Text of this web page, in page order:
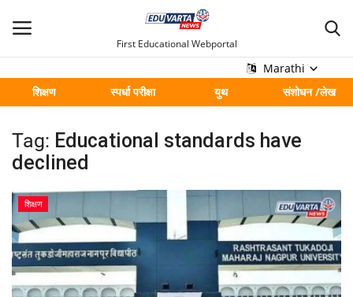
First Educational Webportal
Marathi
शिक्षण
स्पर्धा परीक्षा युथ संशोधन /लेख
मुख्य
Contact
शिक्षण
स्पर्धा परीक्षा
युथ
Tag: Educational standards have
declined
शिक्षण